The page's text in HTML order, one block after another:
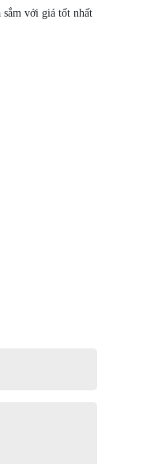
với giá tốt nhất